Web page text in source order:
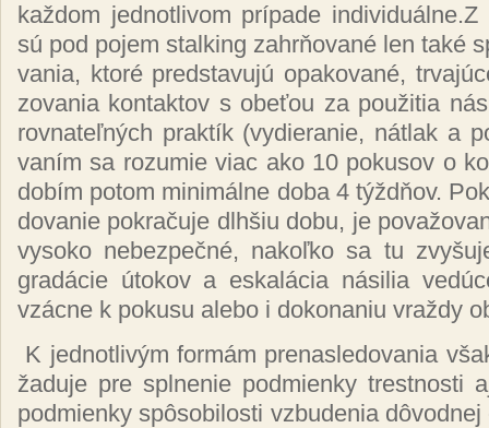
kaž­dom jed­not­li­vom prí­pa­de
sú pod po­jem stal­king za­hr­ňo­va­né len ta­ké
va­nia, kto­ré pred­sta­vu­jú opa­ko­va­né,
zo­va­nia kon­tak­tov s obe­ťou za pou­ži­tia
rov­na­teľ­ných prak­tík (vy­die­ra­nie, nát­lak a
va­ním sa ro­zu­mie viac ako 10 po­ku­sov o
do­bím po­tom mi­ni­mál­ne do­ba 4 týž­dňov.
do­va­nie pok­ra­ču­je dlh­šiu do­bu, je
vy­so­ko ne­bez­peč­né, na­koľ­ko sa tu
gra­dá­cie úto­kov a es­ka­lá­cia ná­si­lia
vzác­ne k po­ku­su ale­bo i do­ko­na­niu vraž­dy
K jed­not­li­vým for­mám pre­nas­le­do­va­nia
ža­du­je pre spl­ne­nie pod­mien­ky tres­tnos­ti
pod­mien­ky spô­so­bi­los­ti vzbu­de­nia